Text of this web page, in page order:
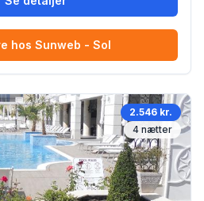
hos Sunweb - Sol
2.546 kr.
4 nætter